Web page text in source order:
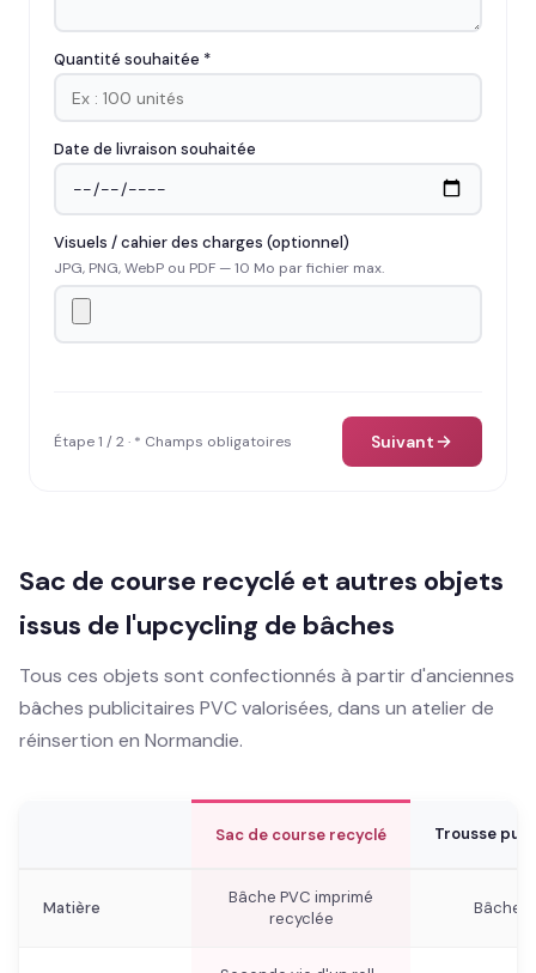
Quantité souhaitée *
Date de livraison souhaitée
Visuels / cahier des charges (optionnel)
JPG, PNG, WebP ou PDF — 10 Mo par fichier max.
Étape 1 / 2 · * Champs obligatoires Suivant
Sac de course recyclé et autres objets
issus de l'upcycling de bâches
Tous ces objets sont confectionnés à partir d'anciennes
bâches publicitaires PVC valorisées, dans un atelier de
réinsertion en Normandie.
Sac de course recyclé Trousse
Matière
Bâche PVC imprimé
recyclée
Bâche